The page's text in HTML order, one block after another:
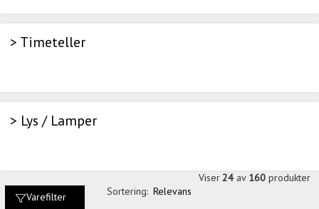
> Timeteller
> Lys / Lamper
Varefilter Sortering: Relevans
Viser 24 av 160 produkter